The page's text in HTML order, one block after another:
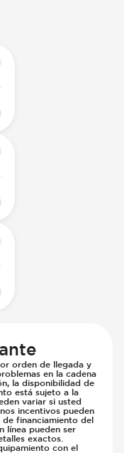
orden de llegada y
en la cadena
la disponibilidad de
está sujeto a la
variar si usted
incentivos pueden
de financiamiento del
línea pueden ser
exactos.
con el